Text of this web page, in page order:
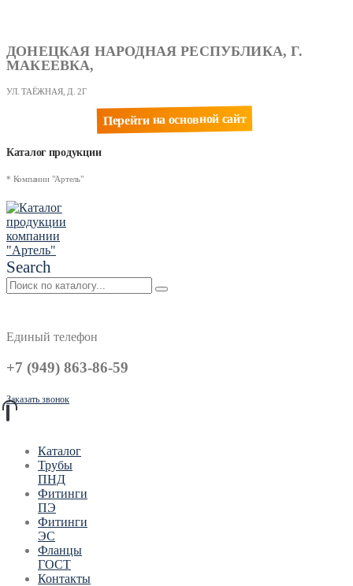
ДОНЕЦКАЯ НАРОДНАЯ РЕСПУБЛИКА, Г.
МАКЕЕВКА,
УЛ. ТАЁЖНАЯ, Д. 2Г
Перейти на основной сайт
Каталог продукции
* Компании "Артель"
Search
Единый телефон
+7 (949) 863-86-59
Заказать звонок
Каталог
Трубы
ПНД
Фитинги
ПЭ
Фитинги
ЭС
Фланцы
ГОСТ
Контакты